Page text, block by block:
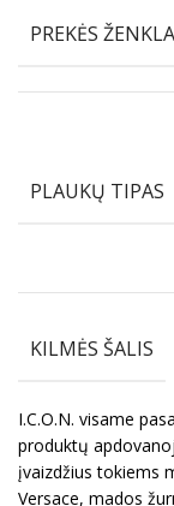
PREKĖS
PLAUKŲ TIPAS
KILMĖS ŠALIS
I.C.O.N. visame
produktų
įvaizdžius tokiems
Versace, mados